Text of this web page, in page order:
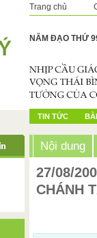
Trang chủ
NĂM ĐẠO THỨ
TIN TỨC
Nội dung
27/08/
CHÁNH